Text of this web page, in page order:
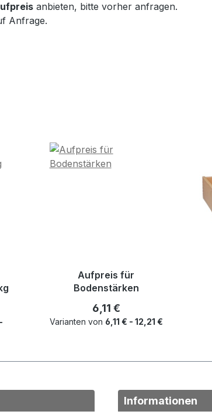
anbieten, bitte vorher anfragen.
Anfrage.
Aufpreis für
Bodenstärken
Regulärer Preis:
6,11 €
Varianten von 6,11 € - 12,21 €
Informationen